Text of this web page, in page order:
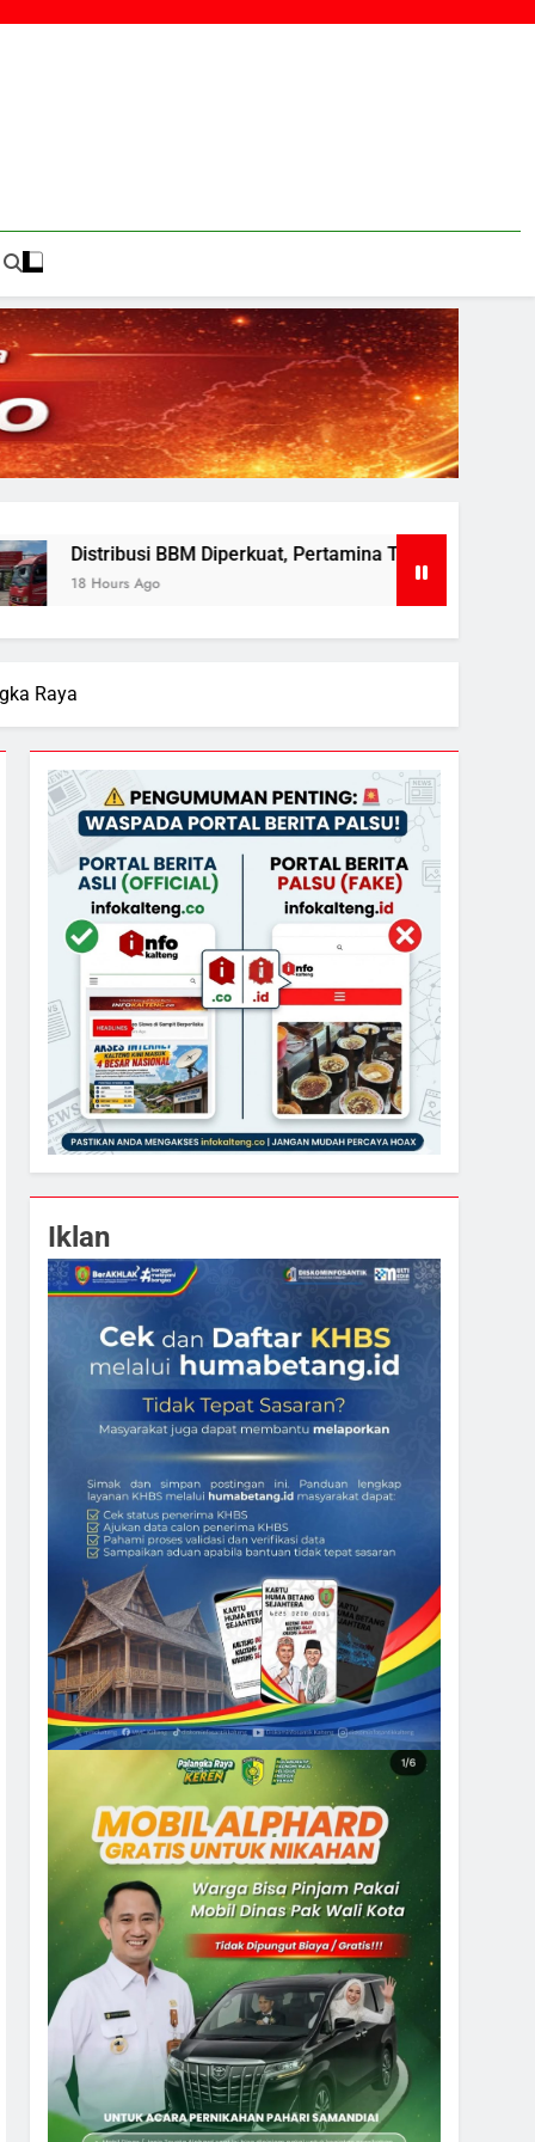
Diperkuat, Pertamina Targetkan Antrean di SPBU Sampit
Raya
Iklan